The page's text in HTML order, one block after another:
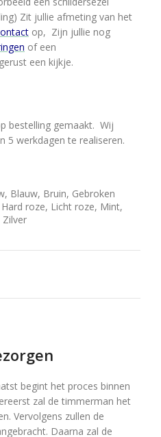
Zit jullie afmeting van het
op, Zijn jullie nog
of een
een kijkje.
bestelling gemaakt. Wij
5 werkdagen te realiseren.
Blauw, Bruin, Gebroken
roze, Licht roze, Mint,
Zilver
begint het proces binnen
zal de timmerman het
Vervolgens zullen de
Daarna zal de